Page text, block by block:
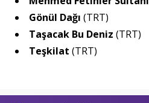
Gönül Dağı (TRT)
Taşacak Bu Deniz (TRT)
Teşkilat (TRT)